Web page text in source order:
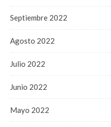
Septiembre 2022
Agosto 2022
Julio 2022
Junio 2022
Mayo 2022